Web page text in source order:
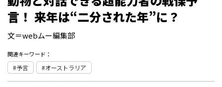
言！ 来年は“二分された年”に？
文＝webムー編集部
関連キーワード：
予言 オーストラリア